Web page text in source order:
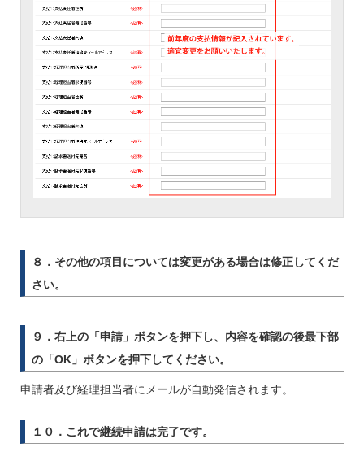
８．その他の項目については変更がある場合は修正してくだ
さい。
９．右上の「申請」ボタンを押下し、内容を確認の後最下部
の「OK」ボタンを押下してください。
申請者及び経理担当者にメールが自動発信されます。
１０．これで継続申請は完了です。